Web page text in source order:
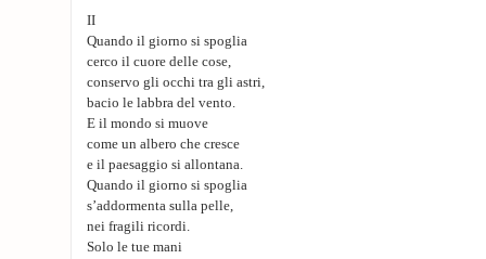
II
Quando il giorno si spoglia
cerco il cuore delle cose,
conservo gli occhi tra gli astri,
bacio le labbra del vento.
E il mondo si muove
come un albero che cresce
e il paesaggio si allontana.
Quando il giorno si spoglia
s’addormenta sulla pelle,
nei fragili ricordi.
Solo le tue mani